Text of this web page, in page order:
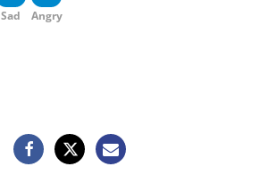
Sad
Angry